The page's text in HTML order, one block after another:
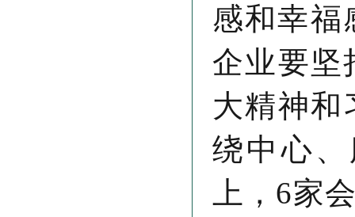
感和幸福
企业要坚
大精神和
绕中心
上，6家